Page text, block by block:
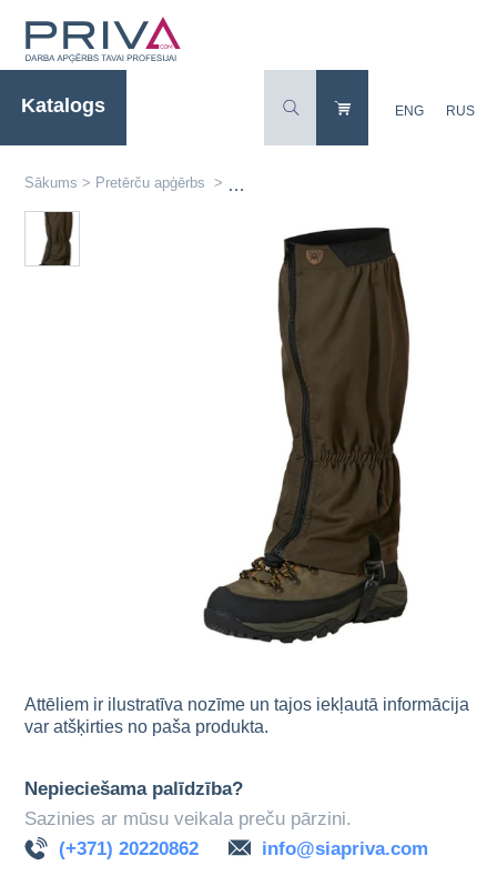
Katalogs ENG RUS
Sākums > Pretērču apģērbs >
Attēliem ir ilustratīva nozīme un tajos iekļautā informācija
var atšķirties no paša produkta.
Nepieciešama palīdzība?
Sazinies ar mūsu veikala preču pārzini.
(+371) 20220862
info@siapriva.com